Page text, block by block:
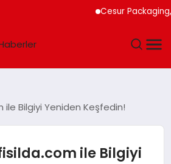
Cesur Packaging,
Bilgiyi Yeniden Keşfedin!
ile Bilgiyi